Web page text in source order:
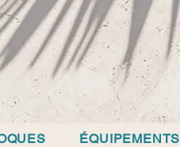
ÉQUIPEMENTS